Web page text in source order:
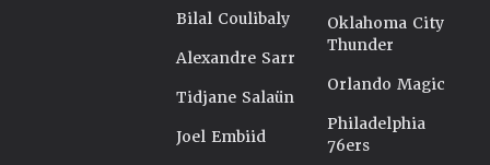
Bilal Coulibaly
Alexandre Sarr
Tidjane Salaün
Joel Embiid
Oklahoma City
Thunder
Orlando Magic
Philadelphia
76ers